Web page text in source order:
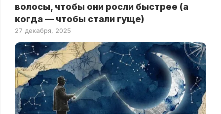
волосы, чтобы они росли быстрее (а
когда — чтобы стали гуще)
27 декабря, 2025